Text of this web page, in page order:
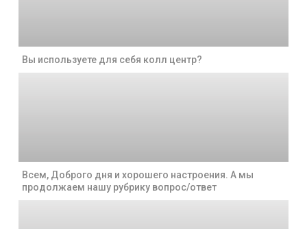
Вы используете для себя колл центр?
Всем, Доброго дня и хорошего настроения. А мы
продолжаем нашу рубрику вопрос/ответ